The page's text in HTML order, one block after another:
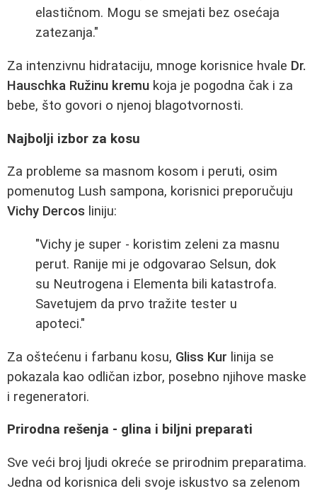
elastičnom. Mogu se smejati bez osećaja
zatezanja."
Za intenzivnu hidrataciju, mnoge korisnice hvale Dr.
Hauschka Ružinu kremu koja je pogodna čak i za
bebe, što govori o njenoj blagotvornosti.
Najbolji izbor za kosu
Za probleme sa masnom kosom i peruti, osim
pomenutog Lush sampona, korisnici preporučuju
Vichy Dercos liniju:
"Vichy je super - koristim zeleni za masnu
perut. Ranije mi je odgovarao Selsun, dok
su Neutrogena i Elementa bili katastrofa.
Savetujem da prvo tražite tester u
apoteci."
Za oštećenu i farbanu kosu, Gliss Kur linija se
pokazala kao odličan izbor, posebno njihove maske
i regeneratori.
Prirodna rešenja - glina i biljni preparati
Sve veći broj ljudi okreće se prirodnim preparatima.
Jedna od korisnica deli svoje iskustvo sa zelenom